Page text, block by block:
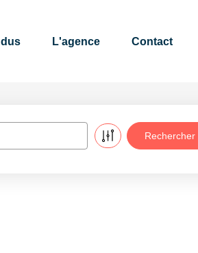
L'agence Contact